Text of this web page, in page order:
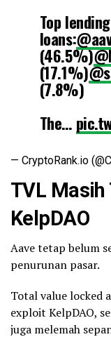
Top
loans:
(46.5%)
(17.1%)
(7.8%)
The…
— CryptoRank.io
TVL
KelpDAO
Aave tetap belum
penurunan pasar.
Total value locked
exploit KelpDAO,
juga melemah